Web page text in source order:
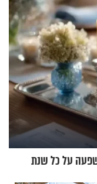
על כל שנת